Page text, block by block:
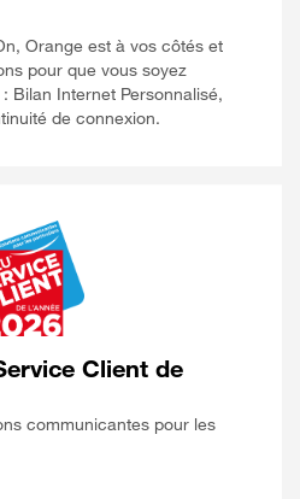
Orange est à vos côtés et
pour que vous soyez
Bilan Internet Personnalisé,
de connexion.
Client de
communicantes pour les